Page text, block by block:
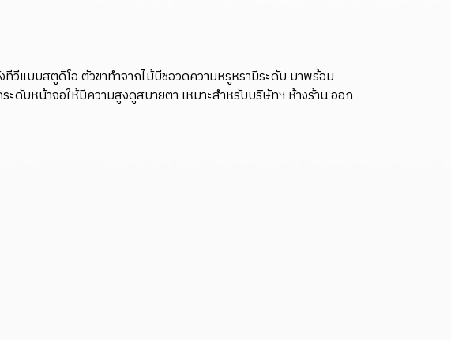
แบบสตูดิโอ ตัวขาทำจากไม้บีชอวดความหรูหรามีระดับ มาพร้อม
ดับหน้าจอให้มีความสูงดูสบายตา เหมาะสำหรับบริษัทฯ ห้างร้าน ออก